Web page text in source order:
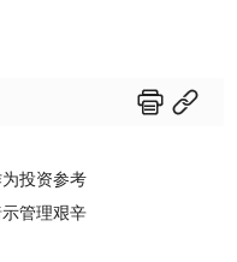
 
投资参考
管理艰辛